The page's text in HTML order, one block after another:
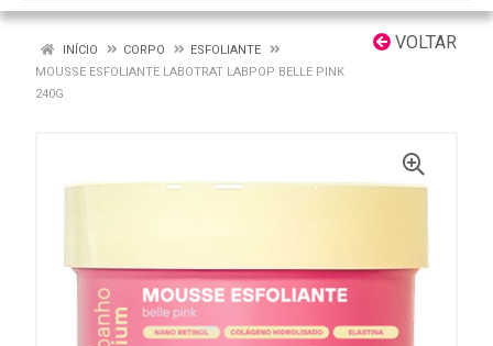
VOLTAR
INÍCIO CORPO
ESFOLIANTE
MOUSSE ESFOLIANTE LABOTRAT LABPOP BELLE PINK
240G